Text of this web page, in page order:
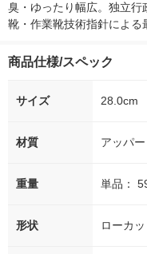
臭・ゆったり幅広。独立
靴・作業靴技術指針による
商品仕様/スペック
サイズ 28.0cm
材質 アッパ
重量 単品：
形状 ローカッ